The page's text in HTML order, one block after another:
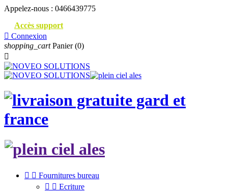
Appelez-nous : 0466439775
Accès support
 Connexion
shopping_cart Panier (0)

  Fournitures bureau
  Ecriture